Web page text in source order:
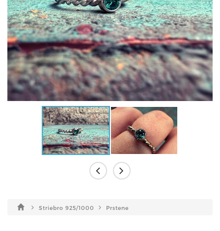
Striebro 925/1000 Prstene